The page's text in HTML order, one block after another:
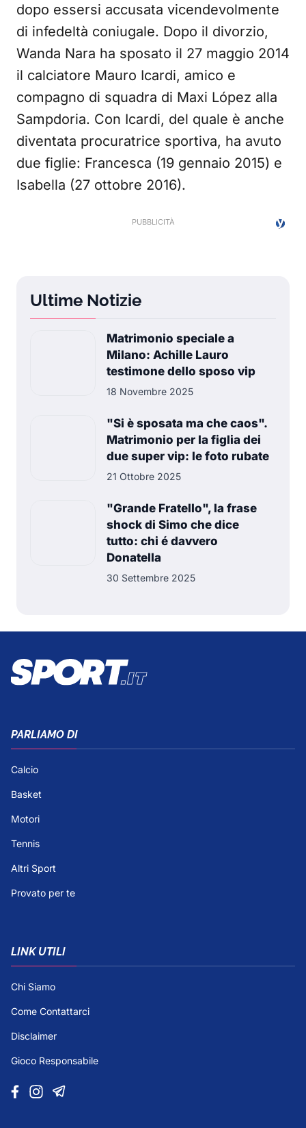
dopo essersi accusata vicendevolmente
di infedeltà coniugale. Dopo il divorzio,
Wanda Nara ha sposato il 27 maggio 2014
il calciatore Mauro Icardi, amico e
compagno di squadra di Maxi López alla
Sampdoria. Con Icardi, del quale è anche
diventata procuratrice sportiva, ha avuto
due figlie: Francesca (19 gennaio 2015) e
Isabella (27 ottobre 2016).
Ultime Notizie
Matrimonio speciale a
Milano: Achille Lauro
testimone dello sposo vip
18 Novembre 2025
"Si è sposata ma che caos".
Matrimonio per la figlia dei
due super vip: le foto rubate
21 Ottobre 2025
"Grande Fratello", la frase
shock di Simo che dice
tutto: chi é davvero
Donatella
30 Settembre 2025
PARLIAMO DI
Calcio
Basket
Motori
Tennis
Altri Sport
Provato per te
LINK UTILI
Chi Siamo
Come Contattarci
Disclaimer
Gioco Responsabile